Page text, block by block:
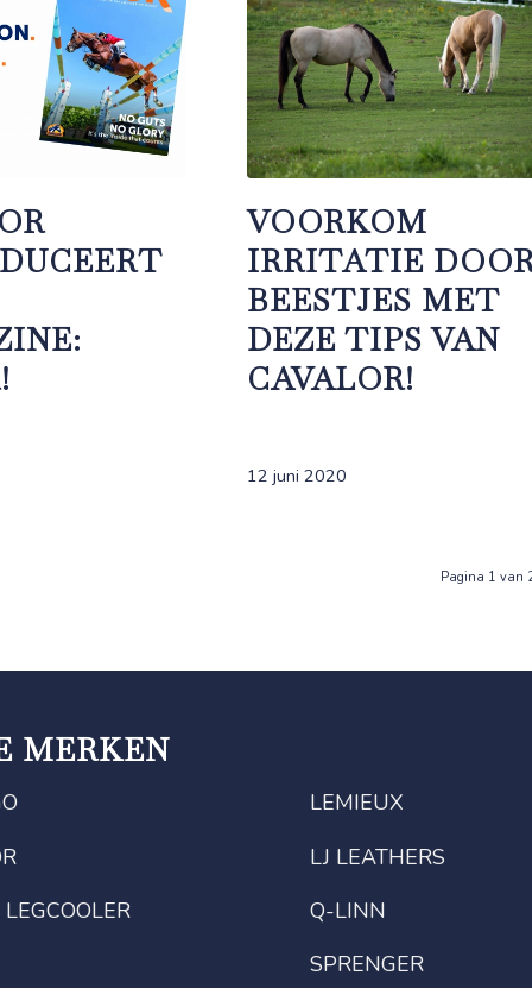
VOORKOM
IRRITATIE
BEESTJES MET
DEZE TIPS VAN
CAVALOR!
12 juni 2020
Pagina 1 van
MERKEN
LEMIEUX
LJ LEATHERS
Q-LINN
SPRENGER